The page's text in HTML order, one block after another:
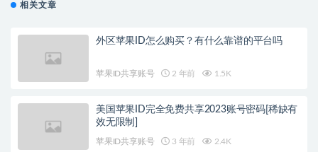
相关文章
外区苹果ID怎么购买？有什么靠谱的平台吗
苹果ID共享账号 2 年前 1.5K
美国苹果ID完全免费共享2023账号密码[稀缺有
效无限制]
苹果ID共享账号 3 年前 2.4K